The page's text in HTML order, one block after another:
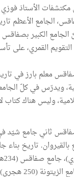
مكتشفات الأستاذ
الجامع الأعظم
معلم بارز في
ويدرّس في كلّ
وليس هناك كتاب
ثاني جامع شيّد
تاريخ بناء